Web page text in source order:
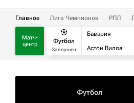
Главное Лига Чемпионов РПЛ
Матч-
центр
Футбол
Завершен
Бавария
Астон Вилла
Футбол